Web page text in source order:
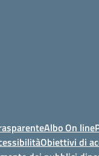
Albo On line
Obiettivi di